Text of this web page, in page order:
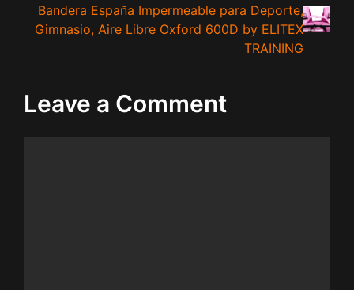
Bandera España Impermeable para Deporte,
Gimnasio, Aire Libre Oxford 600D by ELITEX
TRAINING
Leave a Comment